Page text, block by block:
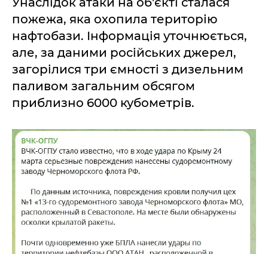
пожежа, яка охопила територію
нафтобази. Інформація уточнюється,
але, за даними російських джерел,
загорілися три ємності з дизельним
паливом загальним обсягом
приблизно 6000 кубометрів.